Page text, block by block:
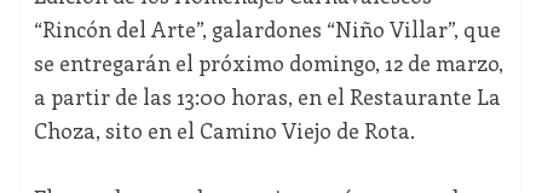
“Rincón del Arte”, galardones “Niño Villar”, que
se entregarán el próximo domingo, 12 de marzo,
a partir de las 13:00 horas, en el Restaurante La
Choza, sito en el Camino Viejo de Rota.